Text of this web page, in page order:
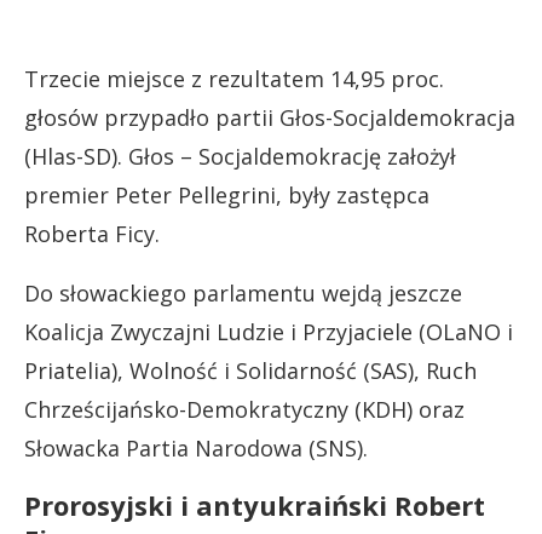
Trzecie miejsce z rezultatem 14,95 proc.
głosów przypadło partii Głos-Socjaldemokracja
(Hlas-SD). Głos – Socjaldemokrację założył
premier Peter Pellegrini, były zastępca
Roberta Ficy.
Do słowackiego parlamentu wejdą jeszcze
Koalicja Zwyczajni Ludzie i Przyjaciele (OLaNO i
Priatelia), Wolność i Solidarność (SAS), Ruch
Chrześcijańsko-Demokratyczny (KDH) oraz
Słowacka Partia Narodowa (SNS).
Prorosyjski i antyukraiński Robert